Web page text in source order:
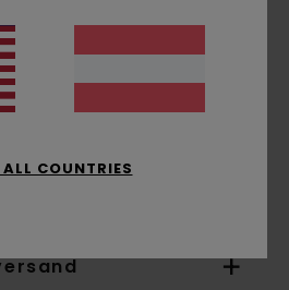
Logo-Flaggenlabel an der
Produkts kann je nach
geringfügig abweichen
COUNTRIES